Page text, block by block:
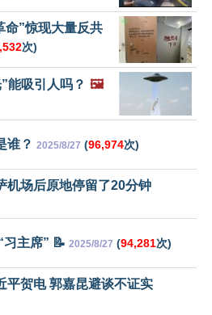
命”惊现大量反共
次)
能吸引人吗？ 🖼️
谁？ 2025/8/27 (96,974次)
机场后原地停留了20分钟
主席” 📝 2025/8/27 (94,281次)
平贺电 郭嘉昆避谈不证实